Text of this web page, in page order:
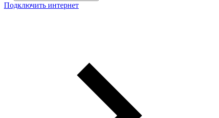
Подключить интернет